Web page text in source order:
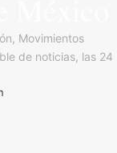
Movimientos
de noticias, las 24